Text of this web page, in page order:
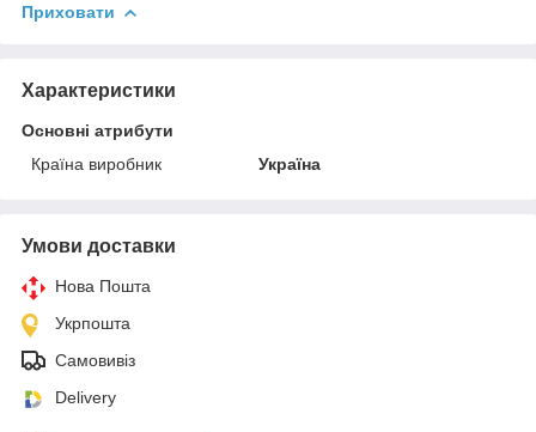
Приховати
Характеристики
Основні атрибути
Країна виробник
Україна
Умови доставки
Нова Пошта
Укрпошта
Самовивіз
Delivery